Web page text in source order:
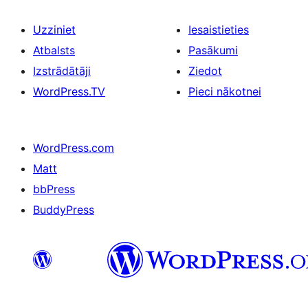
Uzziniet
Atbalsts
Izstrādātāji
WordPress.TV
Iesaistieties
Pasākumi
Ziedot
Pieci nākotnei
WordPress.com
Matt
bbPress
BuddyPress